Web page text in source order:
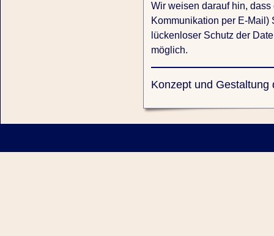
Wir weisen darauf hin,
Kommunikation per E-
lückenloser Schutz der
möglich.
Konzept und